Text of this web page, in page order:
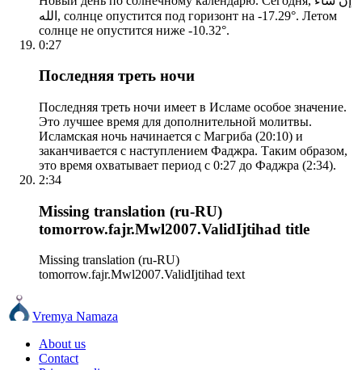
الله, солнце опустится под горизонт на -17.29°. Летом
солнце не опустится ниже -10.32°.
0:27
Последняя треть ночи
Последняя треть ночи имеет в Исламе особое значение.
Это лучшее время для дополнительной молитвы.
Исламская ночь начинается с Магриба (20:10) и
заканчивается с наступлением Фаджра. Таким образом,
это время охватывает период с 0:27 до Фаджра (2:34).
2:34
Missing translation (ru-RU)
tomorrow.fajr.Mwl2007.ValidIjtihad title
Missing translation (ru-RU)
tomorrow.fajr.Mwl2007.ValidIjtihad text
Vremya Namaza
About us
Contact